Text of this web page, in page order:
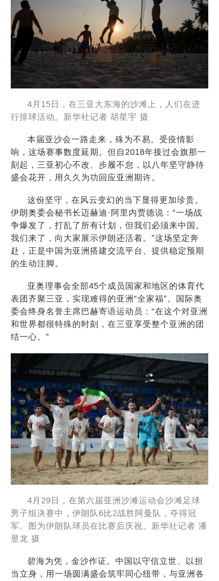
4月15日，在三亚大东海的沙滩上，人们在进
行排球活动。新华社记者 胡星宇 摄
本届亚沙会一路走来，殊为不易。受疫情影
响，这场赛事数度延期。但自2018年接过会旗那一
刻起，三亚初心不改、步履不怠，以八年坚守静待
盛会花开，用久久为功回应亚洲期许。
这份坚守，在风云变幻的当下显得更加珍贵。
伊朗奥委会秘书长迈赫迪·阿里内贾德说：“一场战
争爆发了，打乱了所有计划，但我们必须来中国。
我们来了，向大家展示伊朗还活着。”这场坚定奔
赴，正是中国为亚洲搭建交流平台、提供稳定预期
的生动注脚。
亚奥理事会全部45个成员国家和地区的体育代
表团齐聚三亚，实现难得的亚洲“全家福”。国际奥
委会终身名誉主席巴赫寄语运动员：“在这个对亚洲
和世界都很特殊的时刻，在三亚享受整个亚洲的团
结一心。”
4月29日，在第六届亚洲沙滩运动会沙滩足球
男子组决赛中，伊朗队6比2战胜阿曼队，夺得冠
军。图为伊朗队球员在比赛后庆祝。新华社记者 潘
昱龙 摄
碧海为凭，金沙作证。中国以守信立世、以担
当立身，用一场圆满盛会筑牢同心纽带，与亚洲各